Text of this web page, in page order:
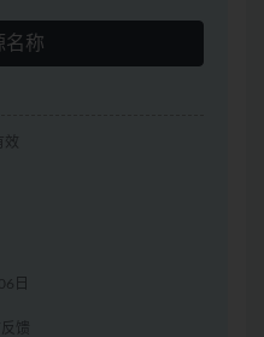
名称
效
日
馈